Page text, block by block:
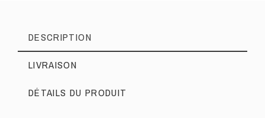
DESCRIPTION
LIVRAISON
DÉTAILS DU PRODUIT